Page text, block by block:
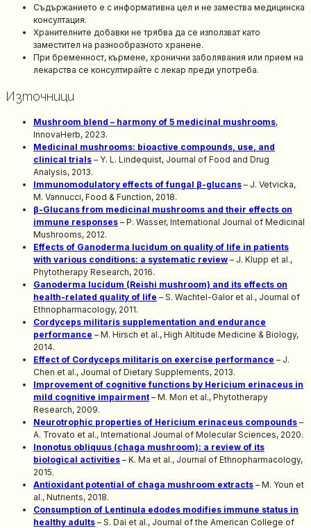
Съдържанието е с информативна цел и не замества медицинска
консултация.
Хранителните добавки не трябва да се използват като
заместител на разнообразното хранене.
При бременност, кърмене, хронични заболявания или прием на
лекарства се консултирайте с лекар преди употреба.
Източници
Mushroom blend – harmony of 5 medicinal mushrooms,
InnovaHerb, 2023.
Medicinal mushrooms: bioactive compounds, use, and
clinical trials – Y. L. Lindequist, Journal of Food and Drug
Analysis, 2013.
Immunomodulatory effects of fungal β-glucans – J. Vetvicka,
M. Vannucci, Food & Function, 2018.
β-Glucans from medicinal mushrooms and their effects on
immune responses – P. Wasser, International Journal of Medicinal
Mushrooms, 2012.
Effects of Ganoderma lucidum on quality of life in patients
with various conditions: a systematic review – J. Klupp et al.,
Phytotherapy Research, 2016.
Ganoderma lucidum (Reishi mushroom) and its effects on
health-related quality of life – S. Wachtel-Galor et al., Journal of
Ethnopharmacology, 2011.
Cordyceps militaris supplementation and endurance
performance – M. Hirsch et al., High Altitude Medicine & Biology,
2014.
Effect of Cordyceps militaris on exercise performance – J.
Chen et al., Journal of Dietary Supplements, 2013.
Improvement of cognitive functions by Hericium erinaceus in
mild cognitive impairment – M. Mori et al., Phytotherapy
Research, 2009.
Neurotrophic properties of Hericium erinaceus compounds –
A. Trovato et al., International Journal of Molecular Sciences, 2020.
Inonotus obliquus (chaga mushroom): a review of its
biological activities – K. Ma et al., Journal of Ethnopharmacology,
2015.
Antioxidant potential of chaga mushroom extracts – M. Youn et
al., Nutrients, 2018.
Consumption of Lentinula edodes modifies immune status in
healthy adults – S. Dai et al., Journal of the American College of